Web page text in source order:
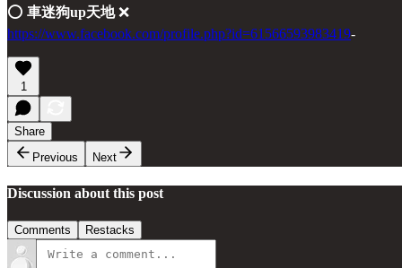
⭕️ 車迷狗up天地❌
https://www.facebook.com/profile.php?id=61566593983419-
1
Share
Previous
Next
Discussion about this post
Comments Restacks